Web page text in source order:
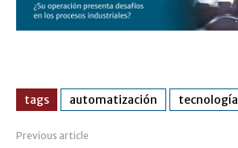
tags automatización tecnología
Previous article